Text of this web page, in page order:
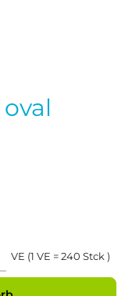
VE (1 VE = 240 Stck )